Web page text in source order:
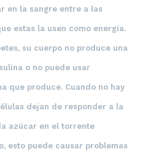
en la sangre entre a las
estas la usen como energía.
, su cuerpo no produce una
o no puede usar
que produce. Cuando no hay
dejan de responder a la
azúcar en el torrente
esto puede causar problemas